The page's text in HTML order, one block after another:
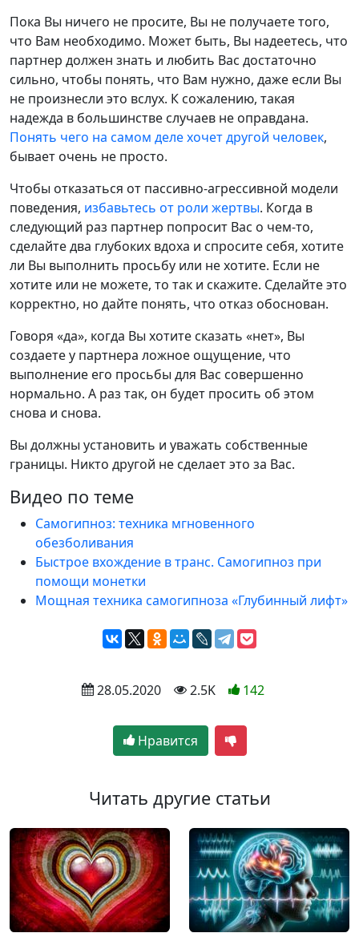
Пока Вы ничего не просите, Вы не получаете того,
что Вам необходимо. Может быть, Вы надеетесь, что
партнер должен знать и любить Вас достаточно
сильно, чтобы понять, что Вам нужно, даже если Вы
не произнесли это вслух. К сожалению, такая
надежда в большинстве случаев не оправдана.
Понять чего на самом деле хочет другой человек,
бывает очень не просто.
Чтобы отказаться от пассивно-агрессивной модели
поведения, избавьтесь от роли жертвы. Когда в
следующий раз партнер попросит Вас о чем-то,
сделайте два глубоких вдоха и спросите себя, хотите
ли Вы выполнить просьбу или не хотите. Если не
хотите или не можете, то так и скажите. Сделайте это
корректно, но дайте понять, что отказ обоснован.
Говоря «да», когда Вы хотите сказать «нет», Вы
создаете у партнера ложное ощущение, что
выполнение его просьбы для Вас совершенно
нормально. А раз так, он будет просить об этом
снова и снова.
Вы должны установить и уважать собственные
границы. Никто другой не сделает это за Вас.
Видео по теме
Самогипноз: техника мгновенного
обезболивания
Быстрое вхождение в транс. Самогипноз при
помощи монетки
Мощная техника самогипноза «Глубинный лифт»
28.05.2020 2.5K 142
Нравится
Читать другие статьи